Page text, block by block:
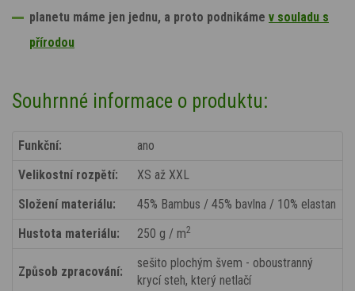
planetu máme jen jednu, a proto podnikáme v souladu s
přírodou
Souhrnné informace o produktu:
Funkční:
ano
Velikostní rozpětí:
XS až XXL
Složení materiálu:
45% Bambus / 45% bavlna / 10% elastan
Hustota materiálu:
250 g / m2
Způsob zpracování:
sešito plochým švem - oboustranný
krycí steh, který netlačí